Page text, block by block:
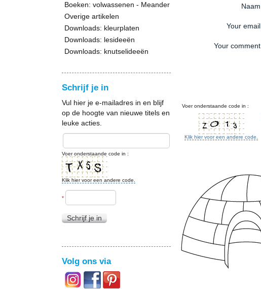
Naam
Your email
Your comment
Voer onderstaande code in :
Klik hier voor een andere code.
Boeken: volwassenen - Meander
Overige artikelen
Downloads: kleurplaten
Downloads: lesideeën
Downloads: knutselideeën
Schrijf je in
Vul hier je e-mailadres in en blijf
op de hoogte van nieuwe titels en
leuke acties.
Voer onderstaande code in :
Klik hier voor een andere code.
*
Schrijf je in
Volg ons via